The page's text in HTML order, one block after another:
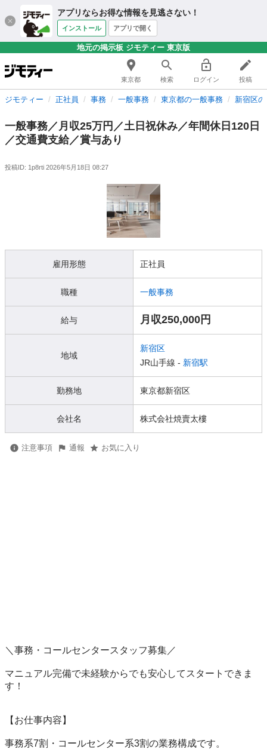
アプリならお得な情報を見逃さない！
インストール アプリで開く
地元の掲示板 ジモティー 東京版
東京都 検索 ログイン 投稿
ジモティー 正社員 事務 一般事務 東京都の一般事務 新宿区
一般事務／月収25万円／土日祝休み／年間休日120日
／交通費支給／賞与あり
投稿ID: 1p8rti 2026年5月18日 08:27
雇用形態 正社員
職種 一般事務
給与 月収250,000円
地域
新宿区
JR山手線 - 新宿駅
勤務地 東京都新宿区
会社名 株式会社焼賣太樓
注意事項 通報 お気に入り
＼事務・コールセンタースタッフ募集／
マニュアル完備で未経験からでも安心してスタートできま
す！
【お仕事内容】
事務系7割・コールセンター系3割の業務構成です。